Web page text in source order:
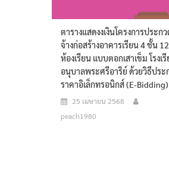
ตารางแสดงงเงินโครงการประก
จ้างก่อสร้างอาคารเรียน 4 ชั้น 12
ห้องเรียน แบบตอกเสาเข็ม โรงเ
อนุบาลพระศรีอาริย์ ด้วยวิธีประ
ราคาอิเล็กทรอนิกส์ (e-Bidding)
25 เมษายน 2568
peach1980